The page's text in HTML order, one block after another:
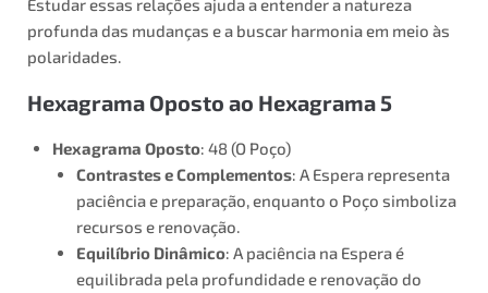
Estudar essas relações ajuda a entender a natureza
profunda das mudanças e a buscar harmonia em meio às
polaridades.
Hexagrama Oposto ao Hexagrama 5
Hexagrama Oposto: 48 (O Poço)
Contrastes e Complementos: A Espera representa
paciência e preparação, enquanto o Poço simboliza
recursos e renovação.
Equilíbrio Dinâmico: A paciência na Espera é
equilibrada pela profundidade e renovação do